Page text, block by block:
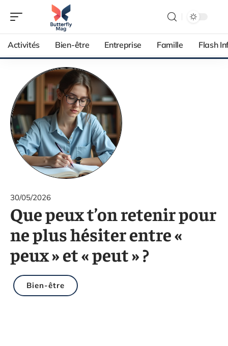
Activités Bien-être Entreprise Famille Flash
30/05/2026
Que peux t’on retenir pour
ne plus hésiter entre «
peux » et « peut » ?
Bien-être